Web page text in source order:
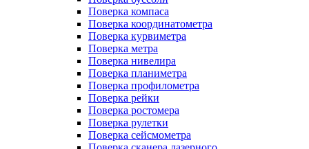
Поверка компаса
Поверка координатометра
Поверка курвиметра
Поверка метра
Поверка нивелира
Поверка планиметра
Поверка профилометра
Поверка рейки
Поверка ростомера
Поверка рулетки
Поверка сейсмометра